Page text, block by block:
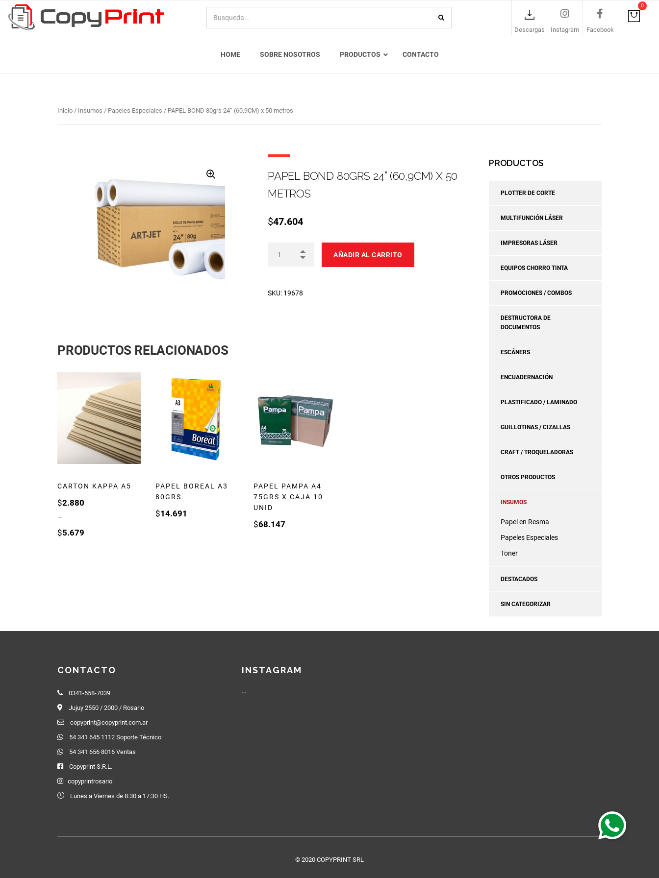
Descargas Instagram Facebook
0
HOME SOBRE NOSOTROS PRODUCTOS CONTACTO
Inicio / Insumos / Papeles Especiales / PAPEL BOND 80grs 24” (60,9CM) x 50 metros
PAPEL BOND 80GRS 24” (60,9CM) X 50
METROS
$47.604
AÑADIR AL CARRITO
SKU: 19678
PRODUCTOS RELACIONADOS
CARTON KAPPA A5
$2.880
–
$5.679
PAPEL BOREAL A3
80GRS.
$14.691
PAPEL PAMPA A4
75GRS X CAJA 10
UNID
$68.147
PRODUCTOS
PLOTTER DE CORTE
MULTIFUNCIÓN LÁSER
IMPRESORAS LÁSER
EQUIPOS CHORRO TINTA
PROMOCIONES / COMBOS
DESTRUCTORA DE
DOCUMENTOS
ESCÁNERS
ENCUADERNACIÓN
PLASTIFICADO / LAMINADO
GUILLOTINAS / CIZALLAS
CRAFT / TROQUELADORAS
OTROS PRODUCTOS
INSUMOS
Papel en Resma
Papeles Especiales
Toner
DESTACADOS
SIN CATEGORIZAR
CONTACTO
0341-558-7039
Jujuy 2550 / 2000 / Rosario
copyprint@copyprint.com.ar
54 341 645 1112 Soporte Técnico
54 341 656 8016 Ventas
Copyprint S.R.L.
copyprintrosario
Lunes a Viernes de 8:30 a 17:30 HS.
INSTAGRAM
…
© 2020 COPYPRINT SRL